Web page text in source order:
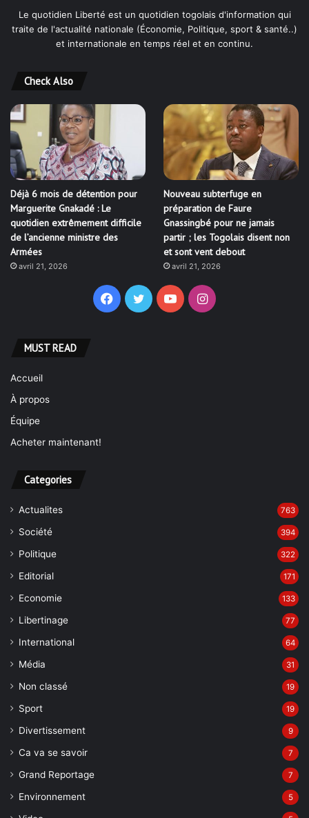
Le quotidien Liberté est un quotidien togolais d'information qui
traite de l'actualité nationale (Économie, Politique, sport & santé..)
et internationale en temps réel et en continu.
Check Also
Déjà 6 mois de détention pour
Marguerite Gnakadé : Le
quotidien extrêmement difficile
de l’ancienne ministre des
Armées
avril 21, 2026
Nouveau subterfuge en
préparation de Faure
Gnassingbé pour ne jamais
partir ; les Togolais disent non
et sont vent debout
avril 21, 2026
Facebook
TwitterYouTubeInstagram
MUST READ
Accueil
À propos
Équipe
Acheter maintenant!
Categories
Actualites 763
Société 394
Politique 322
Editorial 171
Economie 133
Libertinage 77
International 64
Média 31
Non classé 19
Sport 19
Divertissement 9
Ca va se savoir 7
Grand Reportage 7
Environnement 5